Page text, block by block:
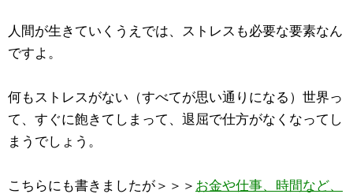
人間が生きていくうえでは、ストレスも必要な要素なん
ですよ。
何もストレスがない（すべてが思い通りになる）世界っ
て、すぐに飽きてしまって、退屈で仕方がなくなってし
まうでしょう。
こちらにも書きましたが＞＞＞ お金や仕事、時間など、